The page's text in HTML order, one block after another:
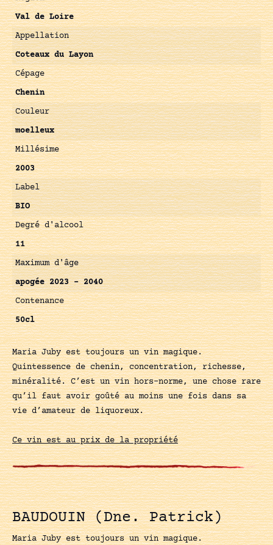
Val de Loire
Appellation
Coteaux du Layon
Cépage
Chenin
Couleur
moelleux
Millésime
2003
Label
BIO
Degré d'alcool
11
Maximum d'âge
apogée 2023 – 2040
Contenance
50cl
Maria Juby est toujours un vin magique.
Quintessence de chenin, concentration, richesse,
minéralité. C’est un vin hors-norme, une chose rare
qu’il faut avoir goûté au moins une fois dans sa
vie d’amateur de liquoreux.
Ce vin est au prix de la propriété
BAUDOUIN (Dne. Patrick)
Maria Juby est toujours un vin magique.